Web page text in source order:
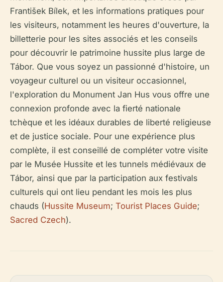
František Bílek, et les informations pratiques pour
les visiteurs, notamment les heures d'ouverture, la
billetterie pour les sites associés et les conseils
pour découvrir le patrimoine hussite plus large de
Tábor. Que vous soyez un passionné d'histoire, un
voyageur culturel ou un visiteur occasionnel,
l'exploration du Monument Jan Hus vous offre une
connexion profonde avec la fierté nationale
tchèque et les idéaux durables de liberté religieuse
et de justice sociale. Pour une expérience plus
complète, il est conseillé de compléter votre visite
par le Musée Hussite et les tunnels médiévaux de
Tábor, ainsi que par la participation aux festivals
culturels qui ont lieu pendant les mois les plus
chauds (Hussite Museum; Tourist Places Guide;
Sacred Czech).